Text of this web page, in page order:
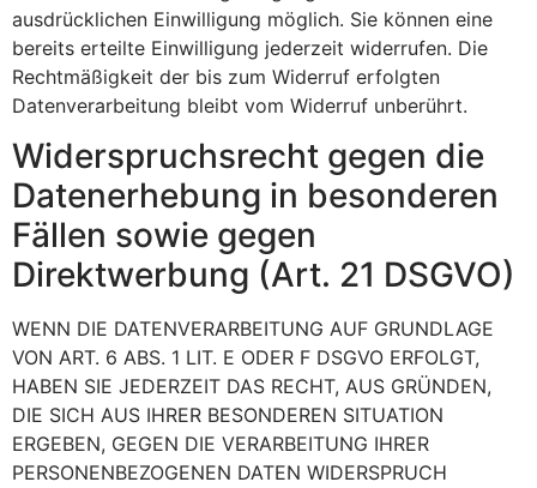
ausdrücklichen Einwilligung möglich. Sie können eine
bereits erteilte Einwilligung jederzeit widerrufen. Die
Rechtmäßigkeit der bis zum Widerruf erfolgten
Datenverarbeitung bleibt vom Widerruf unberührt.
Widerspruchsrecht gegen die
Datenerhebung in besonderen
Fällen sowie gegen
Direktwerbung (Art. 21 DSGVO)
WENN DIE DATENVERARBEITUNG AUF GRUNDLAGE
VON ART. 6 ABS. 1 LIT. E ODER F DSGVO ERFOLGT,
HABEN SIE JEDERZEIT DAS RECHT, AUS GRÜNDEN,
DIE SICH AUS IHRER BESONDEREN SITUATION
ERGEBEN, GEGEN DIE VERARBEITUNG IHRER
PERSONENBEZOGENEN DATEN WIDERSPRUCH